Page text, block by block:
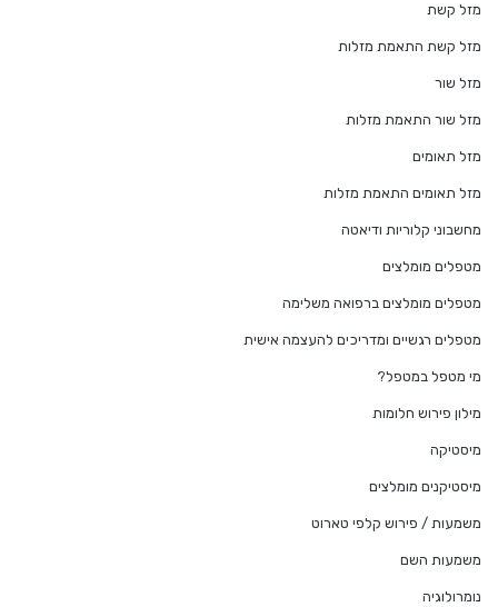
מזל קשת
מזל קשת התאמת מזלות
מזל שור
מזל שור התאמת מזלות
מזל תאומים
מזל תאומים התאמת מזלות
מחשבוני קלוריות ודיאטה
מטפלים מומלצים
מטפלים מומלצים ברפואה משלימה
מטפלים רגשיים ומדריכים להעצמה אישית
מי מטפל במטפל?
מילון פירוש חלומות
מיסטיקה
מיסטיקנים מומלצים
משמעות / פירוש קלפי טארוט
משמעות השם
נומרולוגיה